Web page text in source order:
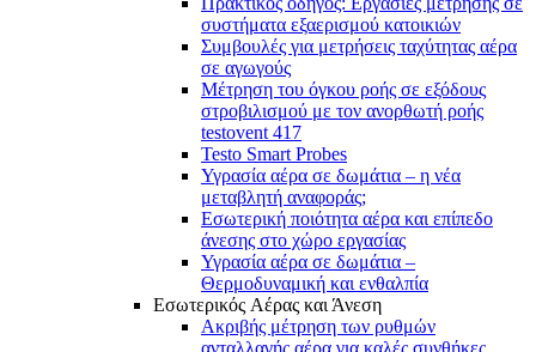
συστήματα εξαερισμού κατοικιών
Συμβουλές για μετρήσεις ταχύτητας αέρα
σε αγωγούς
Mέτρηση του όγκου ροής σε εξόδους
στροβιλισμού με τον ανορθωτή ροής
testovent 417
Testo Smart Probes
Υγρασία αέρα σε δωμάτια – η νέα
μεταβλητή αναφοράς;
Εσωτερική ποιότητα αέρα και επίπεδο
άνεσης στο χώρο εργασίας
Υγρασία αέρα σε δωμάτια –
Θερμοδυναμική και ενθαλπία
Εσωτερικός Aέρας και Άνεση
Ακριβής μέτρηση των ρυθμών
ανταλλαγής αέρα για καλές συνθήκες